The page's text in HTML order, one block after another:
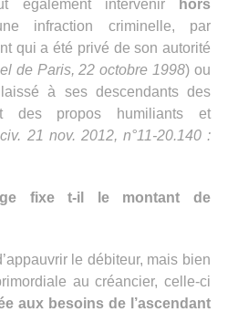
également intervenir
hors
infraction criminelle, par
qui a été privé de son autorité
de Paris, 22 octobre 1998) ou
à ses descendants des
des propos humiliants et
21 nov. 2012, n°11-20.140 :
fixe t-il le montant de
le débiteur, mais bien
au créancier, celle-ci
aux besoins de l’ascendant